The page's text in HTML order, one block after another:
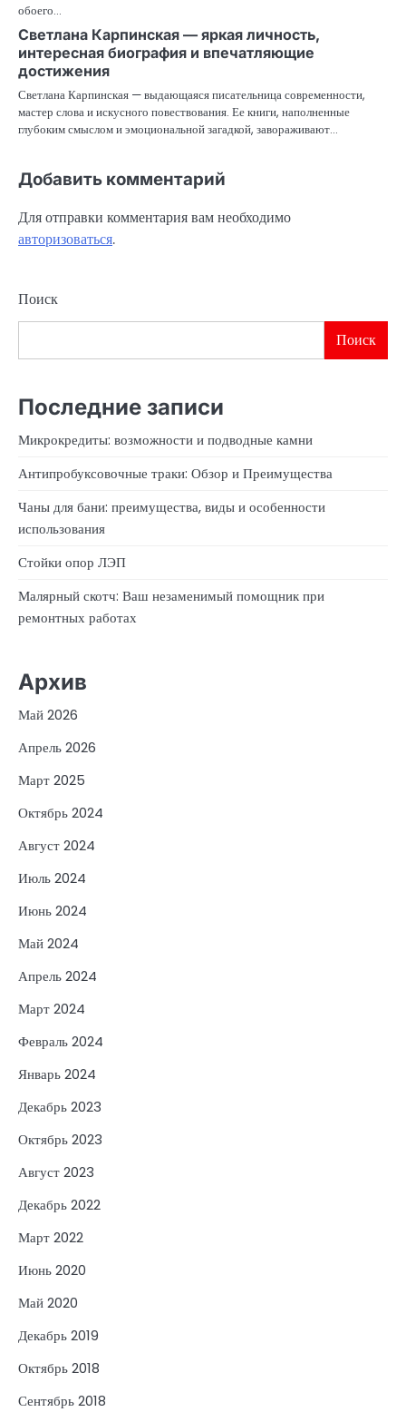
обоего…
Светлана Карпинская — яркая личность,
интересная биография и впечатляющие
достижения
Светлана Карпинская — выдающаяся писательница современности,
мастер слова и искусного повествования. Ее книги, наполненные
глубоким смыслом и эмоциональной загадкой, завораживают…
Добавить комментарий
Для отправки комментария вам необходимо
авторизоваться.
Поиск
Поиск
Последние записи
Микрокредиты: возможности и подводные камни
Антипробуксовочные траки: Обзор и Преимущества
Чаны для бани: преимущества, виды и особенности
использования
Стойки опор ЛЭП
Малярный скотч: Ваш незаменимый помощник при
ремонтных работах
Архив
Май 2026
Апрель 2026
Март 2025
Октябрь 2024
Август 2024
Июль 2024
Июнь 2024
Май 2024
Апрель 2024
Март 2024
Февраль 2024
Январь 2024
Декабрь 2023
Октябрь 2023
Август 2023
Декабрь 2022
Март 2022
Июнь 2020
Май 2020
Декабрь 2019
Октябрь 2018
Сентябрь 2018